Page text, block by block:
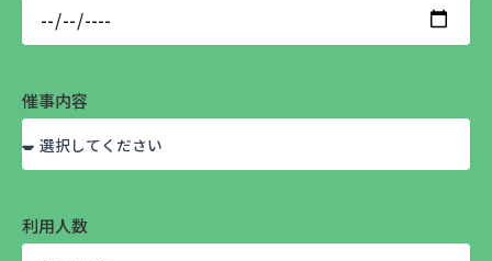
催事内容
利用人数